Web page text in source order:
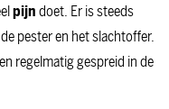
pijndoet. Er is steeds
pester en het slachtoffer.
en regelmatig gespreid in de